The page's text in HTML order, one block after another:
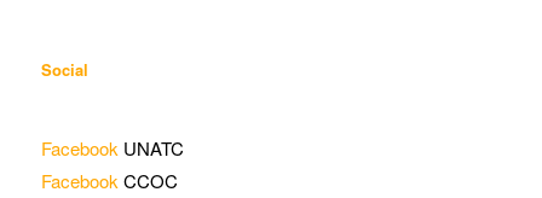
Social
FacebookUNATC
FacebookCCOC